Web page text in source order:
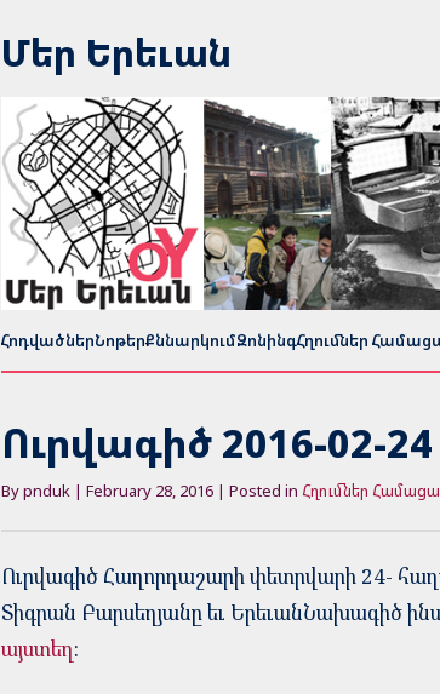
Մեր Երեւան
ՀոդվածներՆոթերՔննարկումԶոնինգՀղումներ
Ուրվագիծ 2016-02-24
By pnduk | February 28, 2016 | Posted in Հղումներ
Ուրվագիծ Հաղորդաշարի փետրվարի 24-
Տիգրան Բարսեղյանը եւ ԵրեւանՆախագիծ
այստեղ: